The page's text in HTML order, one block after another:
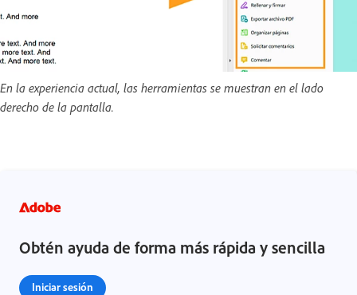
En la experiencia actual, las herramientas se muestran en el lado
derecho de la pantalla.
Obtén ayuda de forma más rápida y sencilla
Iniciar sesión